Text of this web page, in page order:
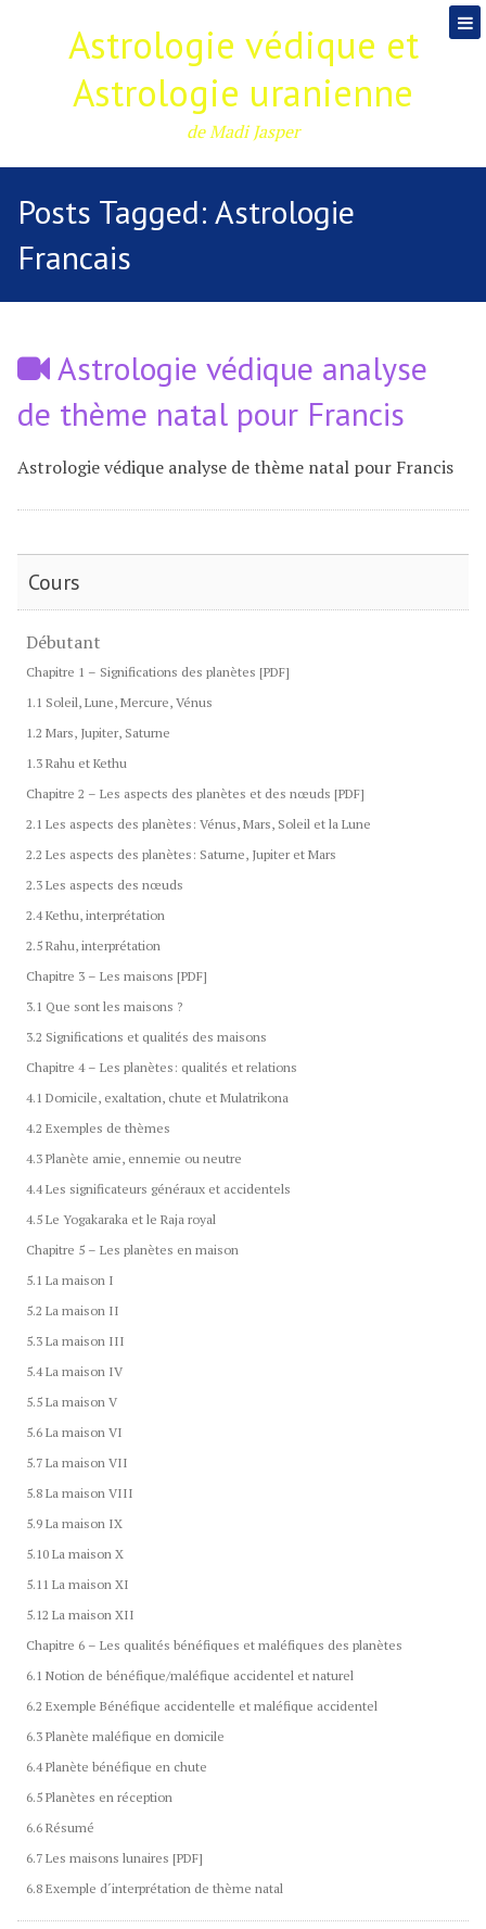
Astrologie védique et
Astrologie uranienne
de Madi Jasper
Posts Tagged: Astrologie
Francais
Astrologie védique analyse
de thème natal pour Francis
Astrologie védique analyse de thème natal pour Francis
Cours
Débutant
Chapitre 1 – Significations des planètes [PDF]
1.1 Soleil, Lune, Mercure, Vénus
1.2 Mars, Jupiter, Saturne
1.3 Rahu et Kethu
Chapitre 2 – Les aspects des planètes et des nœuds [PDF]
2.1 Les aspects des planètes: Vénus, Mars, Soleil et la Lune
2.2 Les aspects des planètes: Saturne, Jupiter et Mars
2.3 Les aspects des nœuds
2.4 Kethu, interprétation
2.5 Rahu, interprétation
Chapitre 3 – Les maisons [PDF]
3.1 Que sont les maisons ?
3.2 Significations et qualités des maisons
Chapitre 4 – Les planètes: qualités et relations
4.1 Domicile, exaltation, chute et Mulatrikona
4.2 Exemples de thèmes
4.3 Planète amie, ennemie ou neutre
4.4 Les significateurs généraux et accidentels
4.5 Le Yogakaraka et le Raja royal
Chapitre 5 – Les planètes en maison
5.1 La maison I
5.2 La maison II
5.3 La maison III
5.4 La maison IV
5.5 La maison V
5.6 La maison VI
5.7 La maison VII
5.8 La maison VIII
5.9 La maison IX
5.10 La maison X
5.11 La maison XI
5.12 La maison XII
Chapitre 6 – Les qualités bénéfiques et maléfiques des planètes
6.1 Notion de bénéfique/maléfique accidentel et naturel
6.2 Exemple Bénéfique accidentelle et maléfique accidentel
6.3 Planète maléfique en domicile
6.4 Planète bénéfique en chute
6.5 Planètes en réception
6.6 Résumé
6.7 Les maisons lunaires [PDF]
6.8 Exemple d´interprétation de thème natal